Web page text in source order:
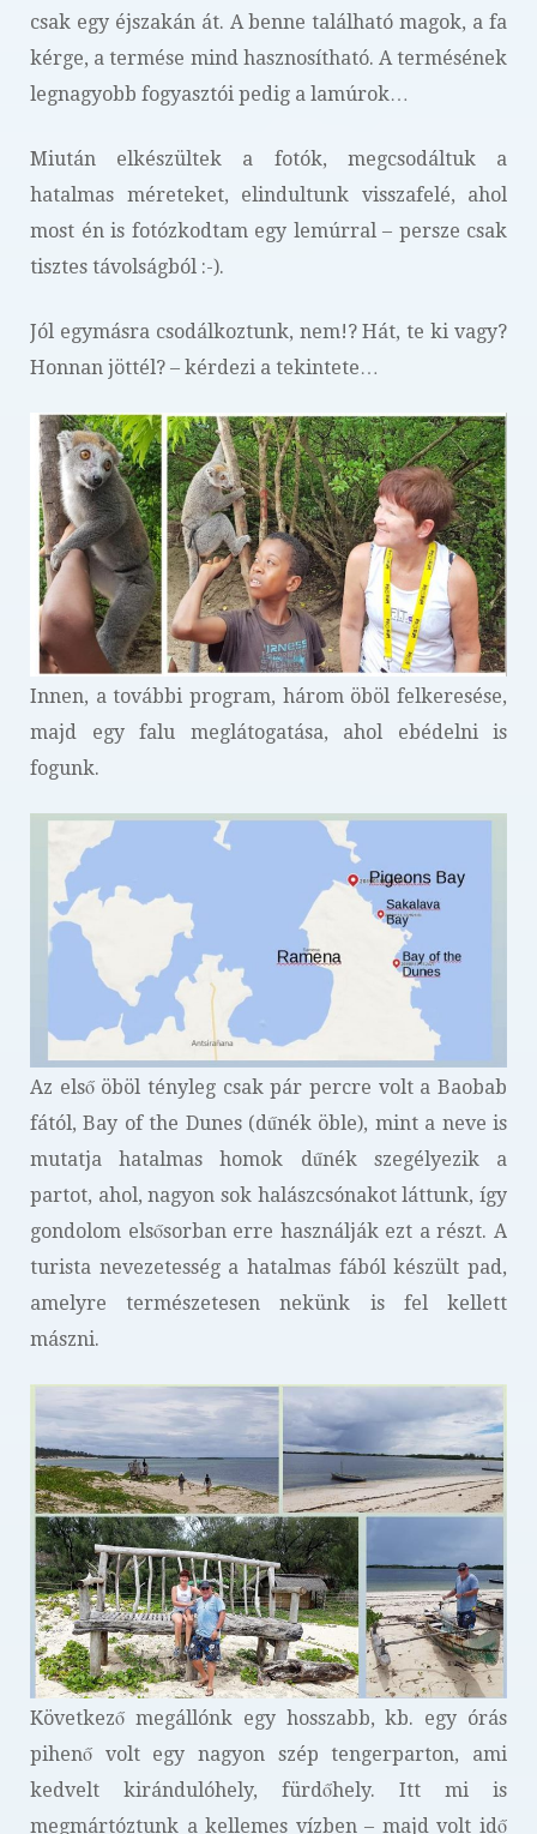
csak egy éjszakán át. A benne található magok, a fa
kérge, a termése mind hasznosítható. A termésének
legnagyobb fogyasztói pedig a lamúrok…
Miután elkészültek a fotók, megcsodáltuk a
hatalmas méreteket, elindultunk visszafelé, ahol
most én is fotózkodtam egy lemúrral – persze csak
tisztes távolságból :-).
Jól egymásra csodálkoztunk, nem!? Hát, te ki vagy?
Honnan jöttél? – kérdezi a tekintete…
Innen, a további program, három öböl felkeresése,
majd egy falu meglátogatása, ahol ebédelni is
fogunk.
Az első öböl tényleg csak pár percre volt a Baobab
fától, Bay of the Dunes (dűnék öble), mint a neve is
mutatja hatalmas homok dűnék szegélyezik a
partot, ahol, nagyon sok halászcsónakot láttunk, így
gondolom elsősorban erre használják ezt a részt. A
turista nevezetesség a hatalmas fából készült pad,
amelyre természetesen nekünk is fel kellett
mászni.
Következő megállónk egy hosszabb, kb. egy órás
pihenő volt egy nagyon szép tengerparton, ami
kedvelt kirándulóhely, fürdőhely. Itt mi is
megmártóztunk a kellemes vízben – majd volt idő